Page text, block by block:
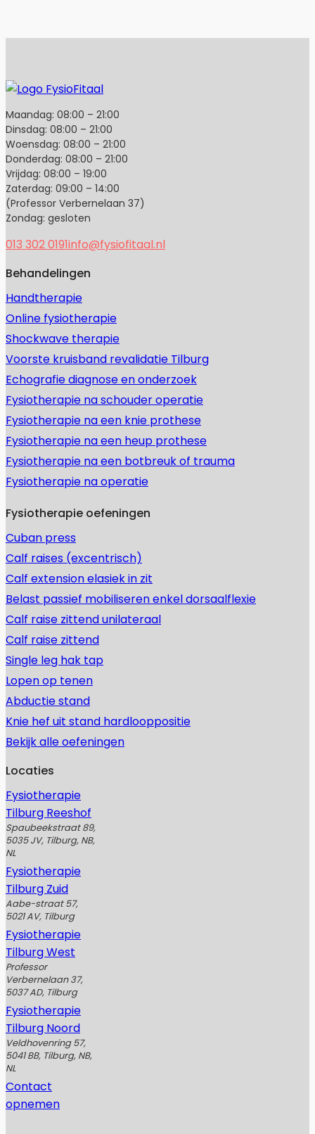
Maandag: 08:00 – 21:00
Dinsdag: 08:00 – 21:00
Woensdag: 08:00 – 21:00
Donderdag: 08:00 – 21:00
Vrijdag: 08:00 – 19:00
Zaterdag: 09:00 – 14:00
(Professor Verbernelaan 37)
Zondag: gesloten
013 302 0191info@fysiofitaal.nl
Behandelingen
Handtherapie
Online fysiotherapie
Shockwave therapie
Voorste kruisband revalidatie Tilburg
Echografie diagnose en onderzoek
Fysiotherapie na schouder operatie
Fysiotherapie na een knie prothese
Fysiotherapie na een heup prothese
Fysiotherapie na een botbreuk of trauma
Fysiotherapie na operatie
Fysiotherapie oefeningen
Cuban press
Calf raises (excentrisch)
Calf extension elasiek in zit
Belast passief mobiliseren enkel dorsaalflexie
Calf raise zittend unilateraal
Calf raise zittend
Single leg hak tap
Lopen op tenen
Abductie stand
Knie hef uit stand hardlooppositie
Bekijk alle oefeningen
Locaties
Fysiotherapie
Tilburg Reeshof
Spaubeekstraat 89,
5035 JV, Tilburg, NB,
NL
Fysiotherapie
Tilburg Zuid
Aabe-straat 57,
5021 AV, Tilburg
Fysiotherapie
Tilburg West
Professor
Verbernelaan 37,
5037 AD, Tilburg
Fysiotherapie
Tilburg Noord
Veldhovenring 57,
5041 BB, Tilburg, NB,
NL
Contact
opnemen